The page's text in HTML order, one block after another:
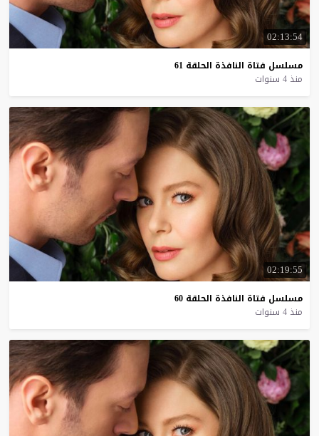
02:13:54
مسلسل فتاة النافذة الحلقة 61
منذ 4 سنوات
02:19:55
مسلسل فتاة النافذة الحلقة 60
منذ 4 سنوات